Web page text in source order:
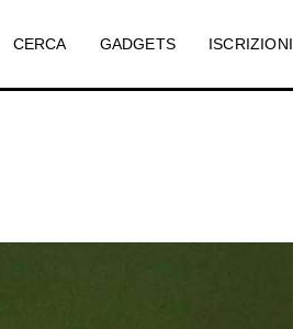
CERCA GADGETS ISCRIZIONI